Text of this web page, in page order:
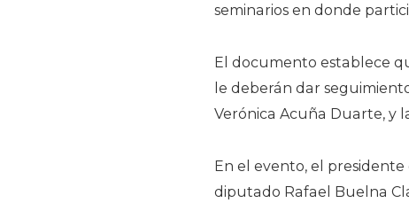
seminarios en donde
El documento establece
le deberán dar
Verónica Acuña Duarte, y
En el evento, el
diputado Rafael Buelna